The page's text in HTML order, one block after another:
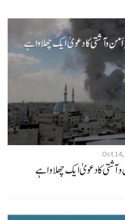
Oct 14,
کا دعویٰ ایک چھلاواہے